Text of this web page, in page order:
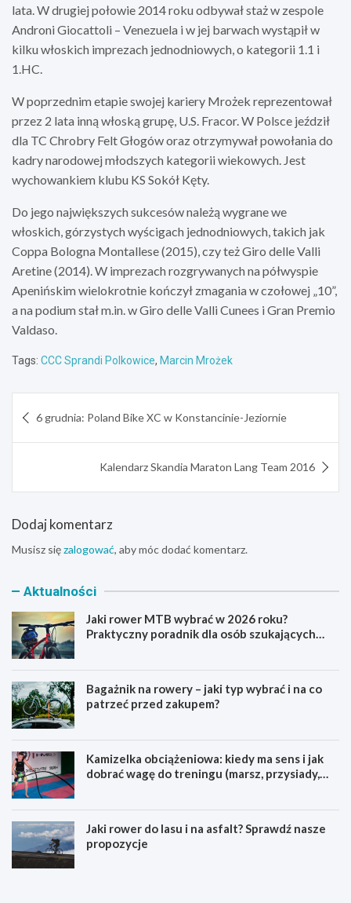
lata. W drugiej połowie 2014 roku odbywał staż w zespole
Androni Giocattoli – Venezuela i w jej barwach wystąpił w
kilku włoskich imprezach jednodniowych, o kategorii 1.1 i
1.HC.
W poprzednim etapie swojej kariery Mrożek reprezentował
przez 2 lata inną włoską grupę, U.S. Fracor. W Polsce jeździł
dla TC Chrobry Felt Głogów oraz otrzymywał powołania do
kadry narodowej młodszych kategorii wiekowych. Jest
wychowankiem klubu KS Sokół Kęty.
Do jego największych sukcesów należą wygrane we
włoskich, górzystych wyścigach jednodniowych, takich jak
Coppa Bologna Montallese (2015), czy też Giro delle Valli
Aretine (2014). W imprezach rozgrywanych na półwyspie
Apenińskim wielokrotnie kończył zmagania w czołowej „10”,
a na podium stał m.in. w Giro delle Valli Cunees i Gran Premio
Valdaso.
Tags: CCC Sprandi Polkowice, Marcin Mrożek
wpisu
6 grudnia: Poland Bike XC w Konstancinie-Jeziornie
Kalendarz Skandia Maraton Lang Team 2016
Dodaj komentarz
Musisz sięzalogować, aby móc dodać komentarz.
Aktualności
Jaki rower MTB wybrać w 2026 roku?
Praktyczny poradnik dla osób szukających
Bagażnik na rowery – jaki typ wybrać i na co
patrzeć przed zakupem?
Kamizelka obciążeniowa: kiedy ma sens i jak
dobrać wagę do treningu (marsz, przysiady,
Jaki rower do lasu i na asfalt? Sprawdź nasze
propozycje
J
B